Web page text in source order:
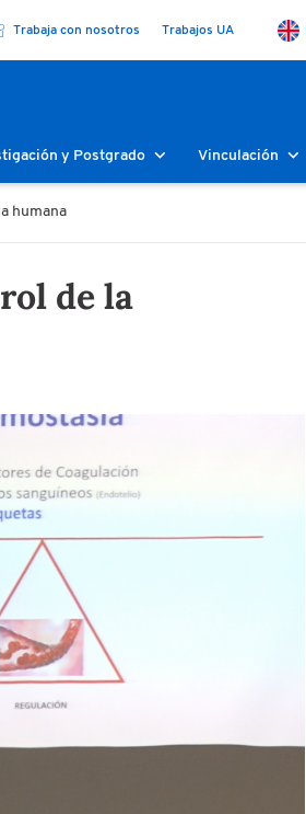
Trabaja con nosotros Trabajos UA
y Postgrado Vinculación
humana
de la